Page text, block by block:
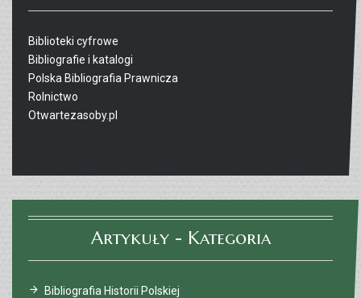
Biblioteki cyfrowe
Bibliografie i katalogi
Polska Bibliografia Prawnicza
Rolnictwo
Otwartezasoby.pl
Artykuły - Kategoria
Bibliografia Historii Polskiej